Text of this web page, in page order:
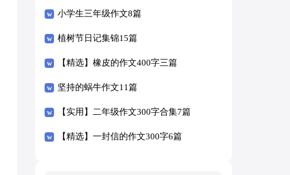
小学生三年级作文8篇
植树节日记集锦15篇
【精选】橡皮的作文400字三篇
坚持的蜗牛作文11篇
【实用】二年级作文300字合集7篇
【精选】一封信的作文300字6篇